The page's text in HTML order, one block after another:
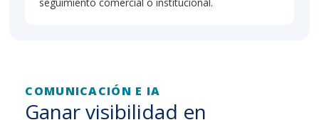
COMUNICACIÓN E IA
Ganar visibilidad en